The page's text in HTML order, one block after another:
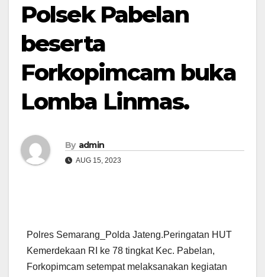
Polsek Pabelan
beserta
Forkopimcam buka
Lomba Linmas.
By admin
AUG 15, 2023
Polres Semarang_Polda Jateng.Peringatan HUT
Kemerdekaan RI ke 78 tingkat Kec. Pabelan,
Forkopimcam setempat melaksanakan kegiatan